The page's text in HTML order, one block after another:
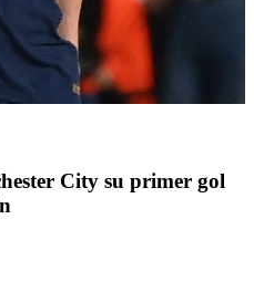
City su primer gol